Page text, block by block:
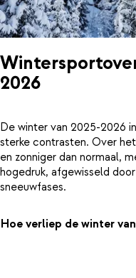
2026
De winter van 2025-2026
sterke contrasten. Over
en zonniger dan normaal,
hogedruk, afgewisseld
sneeuwfases.
Hoe verliep de winter